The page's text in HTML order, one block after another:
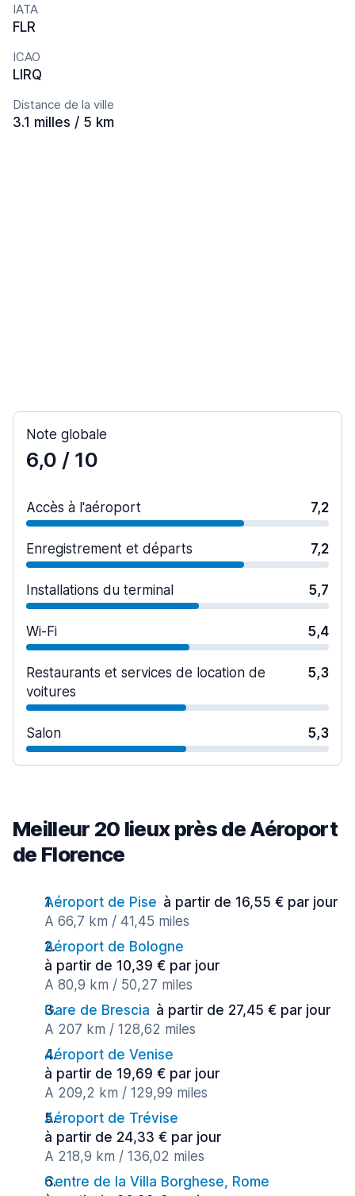
IATA
FLR
ICAO
LIRQ
Distance de la ville
3.1 milles / 5 km
Note globale
6,0 / 10
Accès à l'aéroport 7,2
Enregistrement et départs 7,2
Installations du terminal 5,7
Wi-Fi 5,4
Restaurants et services de location de
voitures
5,3
Salon 5,3
Meilleur 20 lieux près de Aéroport
de Florence
Aéroport de Pise à partir de 16,55 € par jour
A 66,7 km / 41,45 miles
Aéroport de Bologne
à partir de 10,39 € par jour
A 80,9 km / 50,27 miles
Gare de Brescia à partir de 27,45 € par jour
A 207 km / 128,62 miles
Aéroport de Venise
à partir de 19,69 € par jour
A 209,2 km / 129,99 miles
Aéroport de Trévise
à partir de 24,33 € par jour
A 218,9 km / 136,02 miles
Centre de la Villa Borghese, Rome